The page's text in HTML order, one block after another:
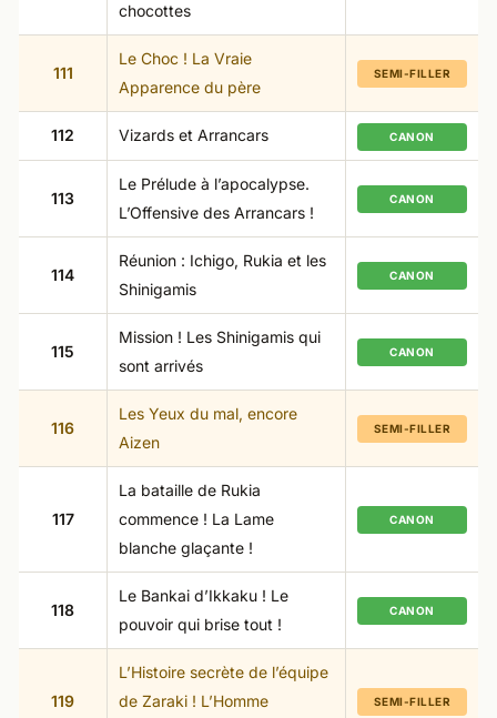
chocottes
111
Le Choc ! La Vraie
Apparence du père
SEMI-FILLER
112 Vizards et Arrancars CANON
113
Le Prélude à l’apocalypse.
L’Offensive des Arrancars !
CANON
114
Réunion : Ichigo, Rukia et les
Shinigamis
CANON
115
Mission ! Les Shinigamis qui
sont arrivés
CANON
116
Les Yeux du mal, encore
Aizen
SEMI-FILLER
117
La bataille de Rukia
commence ! La Lame
blanche glaçante !
CANON
118
Le Bankai d’Ikkaku ! Le
pouvoir qui brise tout !
CANON
119
L’Histoire secrète de l’équipe
de Zaraki ! L’Homme
SEMI-FILLER